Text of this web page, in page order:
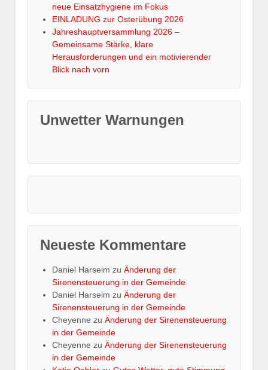
neue Einsatzhygiene im Fokus
EINLADUNG zur Osterübung 2026
Jahreshauptversammlung 2026 –
Gemeinsame Stärke, klare
Herausforderungen und ein motivierender
Blick nach vorn
Unwetter Warnungen
Neueste Kommentare
Daniel Harseim zu Änderung der
Sirenensteuerung in der Gemeinde
Daniel Harseim zu Änderung der
Sirenensteuerung in der Gemeinde
Cheyenne zu Änderung der Sirenensteuerung
in der Gemeinde
Cheyenne zu Änderung der Sirenensteuerung
in der Gemeinde